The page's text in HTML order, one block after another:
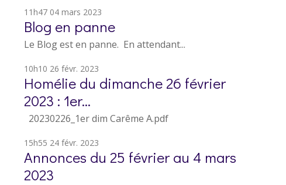
11h47 04 mars 2023
Blog en panne
Le Blog est en panne. En attendant...
10h10 26 févr. 2023
Homélie du dimanche 26 février
2023 : 1er...
20230226_1er dim Carême A.pdf
15h55 24 févr. 2023
Annonces du 25 février au 4 mars
2023